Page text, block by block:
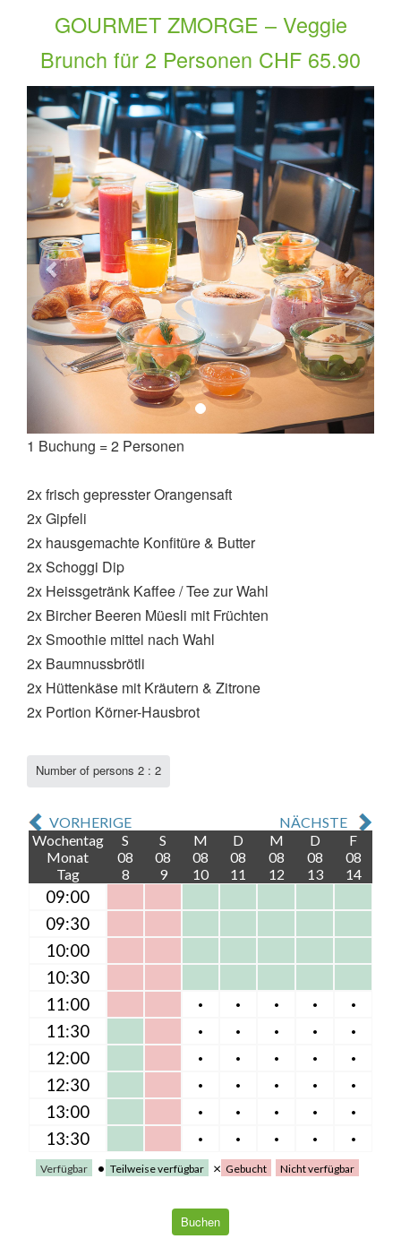
GOURMET ZMORGE – Veggie
Brunch für 2 Personen CHF 65.90
Vorherige
1 Buchung = 2 Personen
2x frisch gepresster Orangensaft
2x Gipfeli
2x hausgemachte Konfitüre & Butter
2x Schoggi Dip
2x Heissgetränk Kaffee / Tee zur Wahl
2x Bircher Beeren Müesli mit Früchten
2x Smoothie mittel nach Wahl
2x Baumnussbrötli
2x Hüttenkäse mit Kräutern & Zitrone
2x Portion Körner-Hausbrot
Number of persons 2 : 2
Buchen